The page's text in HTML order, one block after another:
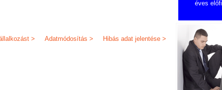
Hibás adat jelentése >
Adatmódosítás >
>
éves